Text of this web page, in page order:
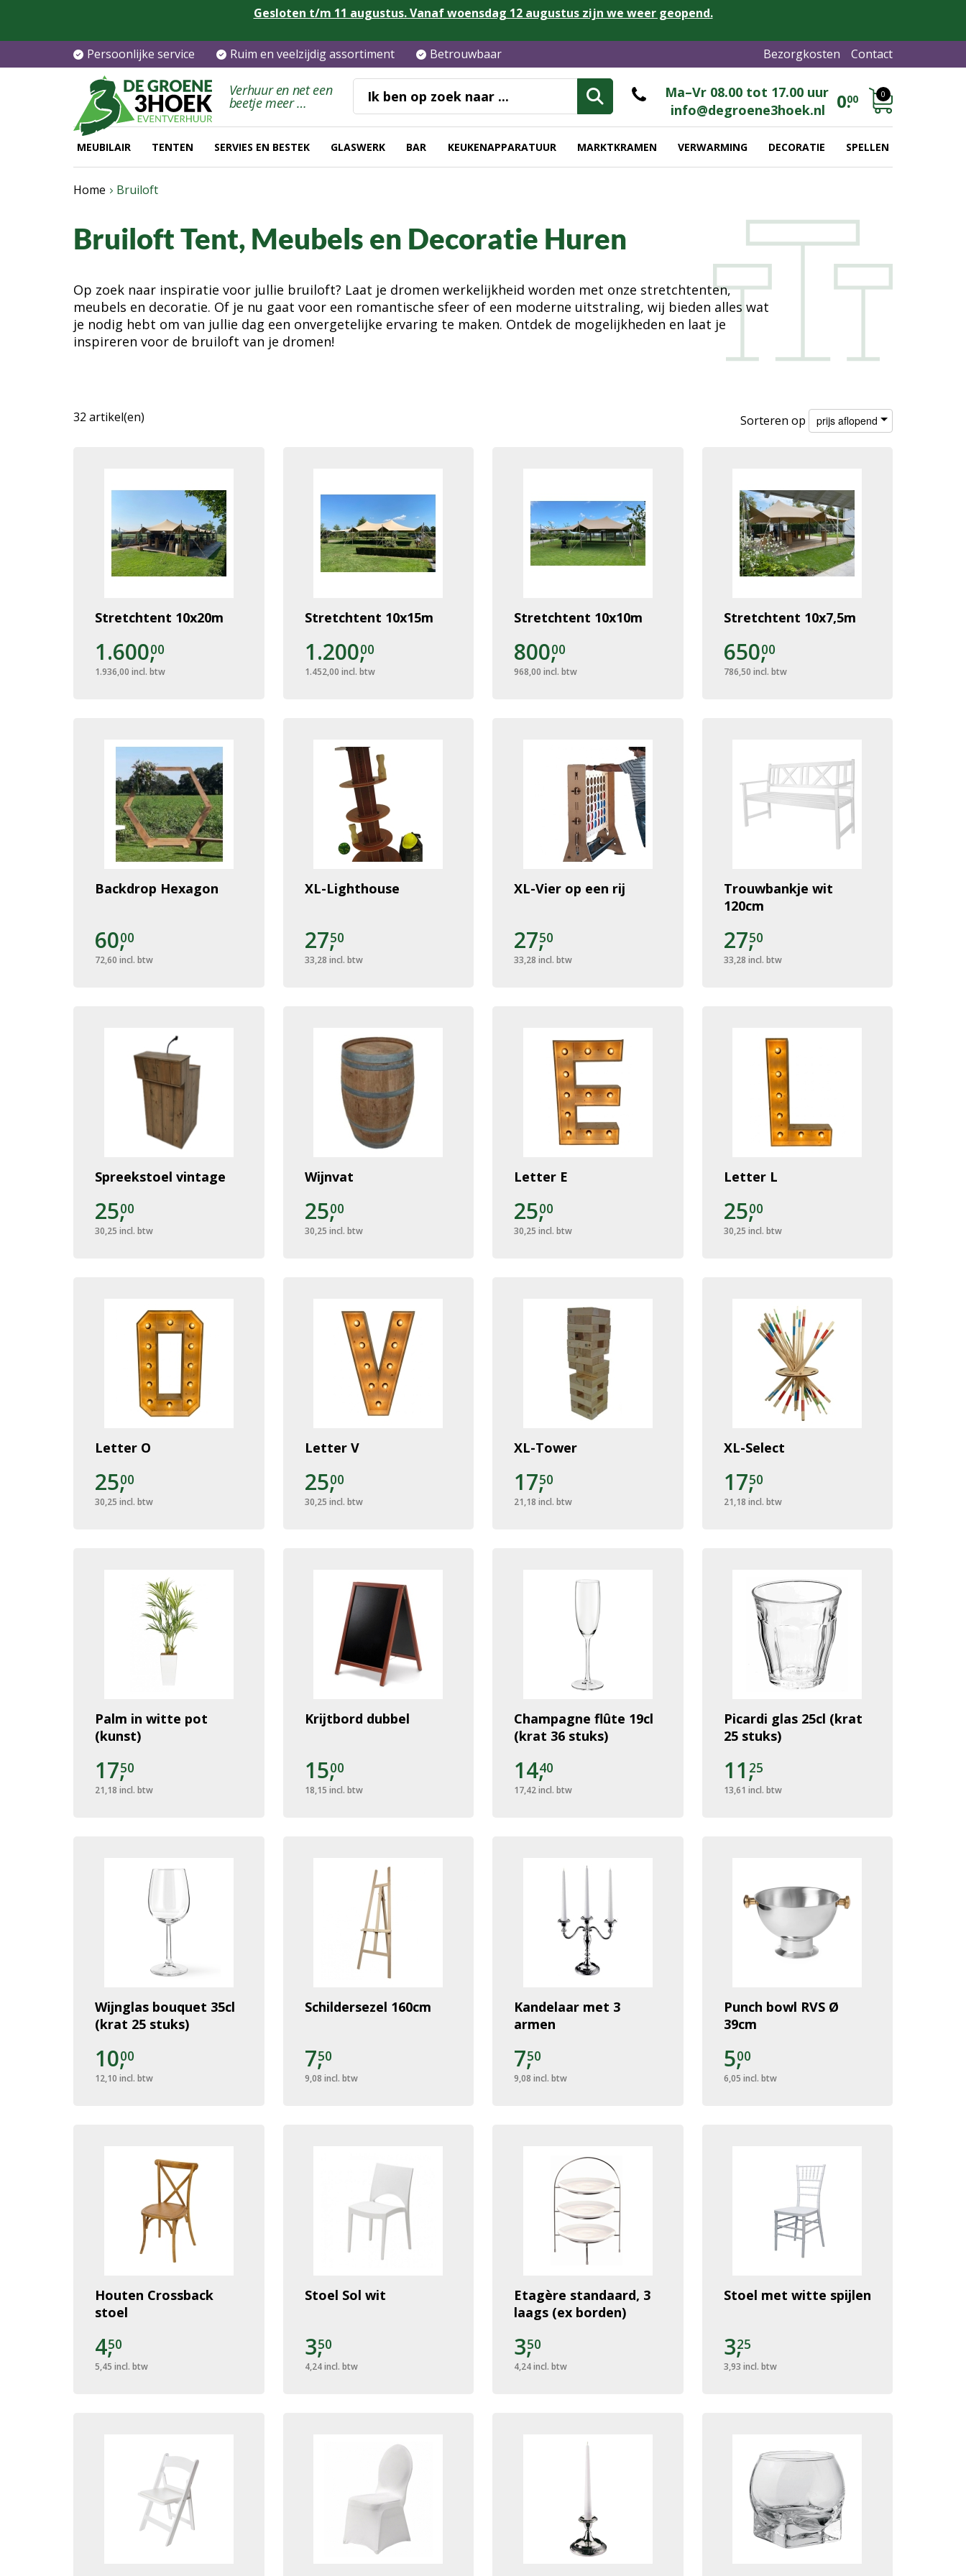
Gesloten t/m 11 augustus. Vanaf woensdag 12 augustus zijn we weer geopend.
Persoonlijke service Ruim en veelzijdig assortiment Betrouwbaar Bezorgkosten Contact
Verhuur en net een
beetje meer …
Ma–Vr 08.00 tot 17.00 uur
info@degroene3hoek.nl
0.00 0
MEUBILAIR TENTEN SERVIES EN BESTEK GLASWERK BAR KEUKENAPPARATUUR MARKTKRAMEN VERWARMING DECORATIE SPELLEN
Home Bruiloft
Bruiloft Tent, Meubels en Decoratie Huren
Op zoek naar inspiratie voor jullie bruiloft? Laat je dromen werkelijkheid worden met onze stretchtenten,
meubels en decoratie. Of je nu gaat voor een romantische sfeer of een moderne uitstraling, wij bieden alles wat
je nodig hebt om van jullie dag een onvergetelijke ervaring te maken. Ontdek de mogelijkheden en laat je
inspireren voor de bruiloft van je dromen!
Sorteren op prijs aflopend
32 artikel(en)
Stretchtent 10x20m
1.600,00
1.936,00 incl. btw
Stretchtent 10x15m
1.200,00
1.452,00 incl. btw
Stretchtent 10x10m
800,00
968,00 incl. btw
Stretchtent 10x7,5m
650,00
786,50 incl. btw
Backdrop Hexagon
60,00
72,60 incl. btw
XL-Lighthouse
27,50
33,28 incl. btw
XL-Vier op een rij
27,50
33,28 incl. btw
Trouwbankje wit
120cm
27,50
33,28 incl. btw
Spreekstoel vintage
25,00
30,25 incl. btw
Wijnvat
25,00
30,25 incl. btw
Letter E
25,00
30,25 incl. btw
Letter L
25,00
30,25 incl. btw
Letter O
25,00
30,25 incl. btw
Letter V
25,00
30,25 incl. btw
XL-Tower
17,50
21,18 incl. btw
XL-Select
17,50
21,18 incl. btw
Palm in witte pot
(kunst)
17,50
21,18 incl. btw
Krijtbord dubbel
15,00
18,15 incl. btw
Champagne flûte 19cl
(krat 36 stuks)
14,40
17,42incl. btw
Picardi glas 25cl (krat
25 stuks)
11,25
13,61 incl. btw
Wijnglas bouquet 35cl
(krat 25 stuks)
10,00
12,10 incl. btw
Schildersezel 160cm
7,50
9,08 incl. btw
Kandelaar met 3
armen
7,50
9,08 incl. btw
Punch bowl RVS Ø
39cm
5,00
6,05 incl. btw
Houten Crossback
stoel
4,50
5,45 incl. btw
Stoel Sol wit
3,50
4,24 incl. btw
Etagère standaard, 3
laags (ex borden)
3,50
4,24incl. btw
Stoel met witte spijlen
3,25
3,93 incl. btw